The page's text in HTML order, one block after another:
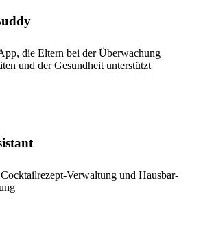
die Eltern bei der Überwachung
und der Gesundheit unterstützt
Cocktailrezept-Verwaltung und Hausbar-